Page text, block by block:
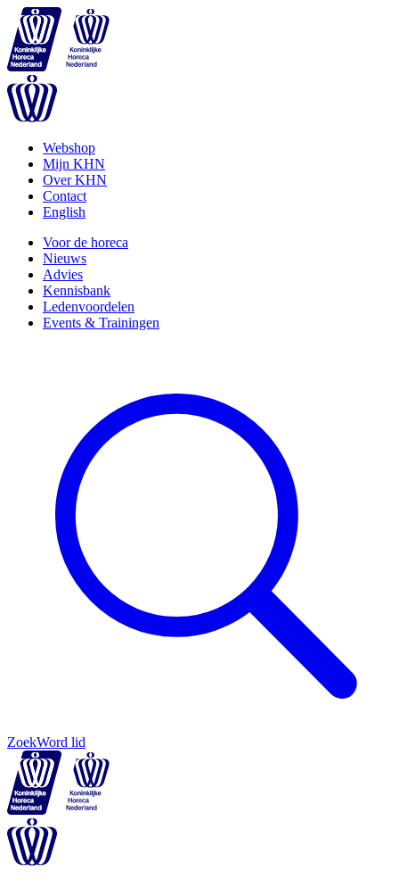
Webshop
Mijn KHN
Over KHN
Contact
English
Voor de horeca
Nieuws
Advies
Kennisbank
Ledenvoordelen
Events & Trainingen
ZoekWord lid